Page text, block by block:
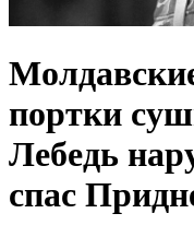
портки
Лебедь
спас